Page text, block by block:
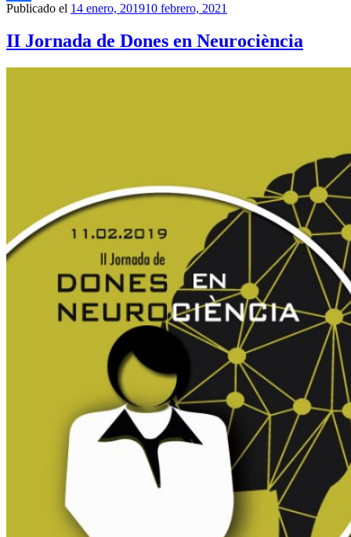
Compartir
Publicado el 14 enero, 201910 febrero, 2021
II Jornada de Dones en Neurociència